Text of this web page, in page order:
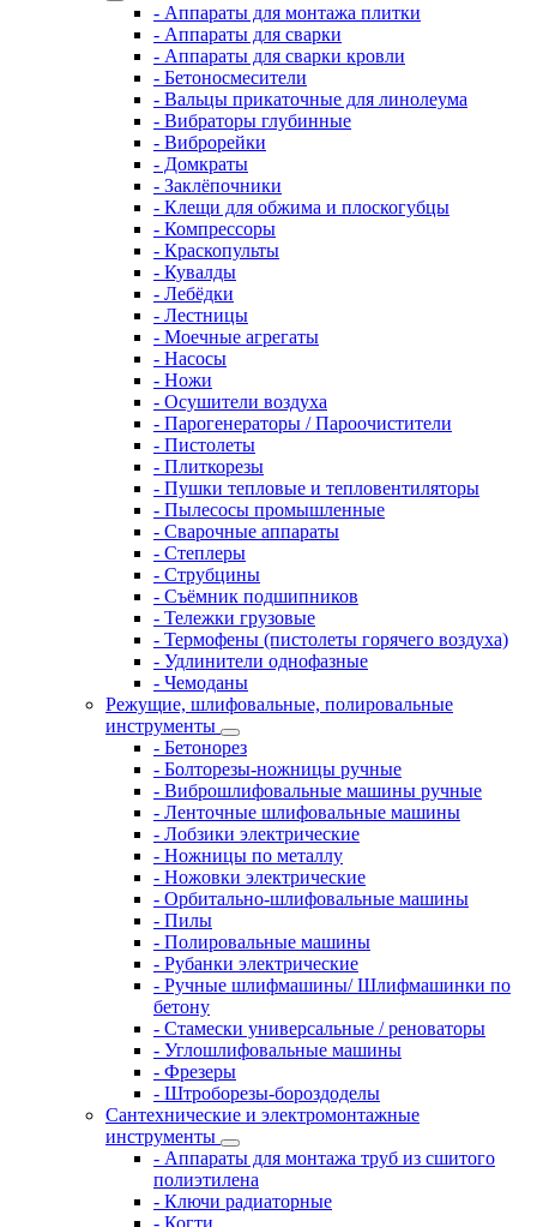
- Аппараты для монтажа плитки
- Аппараты для сварки
- Аппараты для сварки кровли
- Бетоносмесители
- Вальцы прикаточные для линолеума
- Вибраторы глубинные
- Виброрейки
- Домкраты
- Заклёпочники
- Клещи для обжима и плоскогубцы
- Компрессоры
- Краскопульты
- Кувалды
- Лебёдки
- Лестницы
- Моечные агрегаты
- Насосы
- Ножи
- Осушители воздуха
- Парогенераторы / Пароочистители
- Пистолеты
- Плиткорезы
- Пушки тепловые и тепловентиляторы
- Пылесосы промышленные
- Сварочные аппараты
- Степлеры
- Струбцины
- Съёмник подшипников
- Тележки грузовые
- Термофены (пистолеты горячего воздуха)
- Удлинители однофазные
- Чемоданы
Режущие, шлифовальные, полировальные
инструменты
- Бетонорез
- Болторезы-ножницы ручные
- Виброшлифовальные машины ручные
- Ленточные шлифовальные машины
- Лобзики электрические
- Ножницы по металлу
- Ножовки электрические
- Орбитально-шлифовальные машины
- Пилы
- Полировальные машины
- Рубанки электрические
- Ручные шлифмашины/ Шлифмашинки по
бетону
- Стамески универсальные / реноваторы
- Углошлифовальные машины
- Фрезеры
- Штроборезы-бороздоделы
Сантехнические и электромонтажные
инструменты
- Аппараты для монтажа труб из сшитого
полиэтилена
- Ключи радиаторные
- Когти